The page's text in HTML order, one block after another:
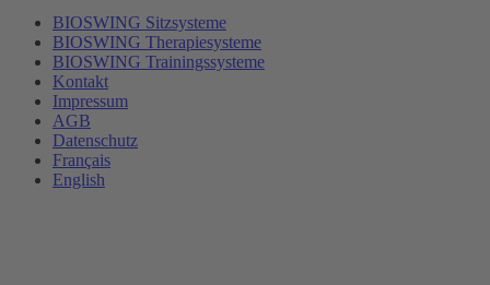
BIOSWING Sitzsysteme
BIOSWING Therapiesysteme
BIOSWING Trainingssysteme
Kontakt
Impressum
AGB
Datenschutz
Français
English